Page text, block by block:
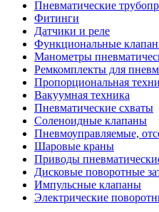
Пневматические
Фитинги
Датчики и реле
Функциональные
Манометры
Ремкомплекты для
Пропорциональная
Вакуумная техника
Пневматические схваты
Соленоидные клапаны
Пневмоуправляемые,
Шаровые краны
Приводы
Дисковые поворотные
Импульсные клапаны
Электрические